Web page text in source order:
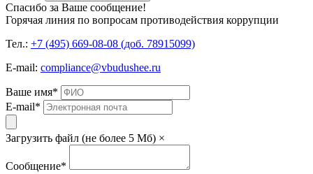
Спасибо за Ваше сообщение!
Горячая линия по вопросам противодействия коррупции
Тел.: +7 (495) 669-08-08 (доб. 78915099)
E-mail: compliance@vbudushee.ru
Ваше имя*
E-mail*
Загрузить файл (не более 5 Мб) ×
Сообщение*